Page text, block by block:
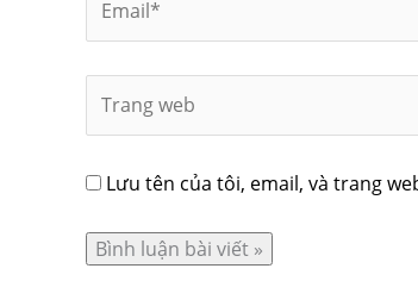
Lưu tên của tôi, email, và trang